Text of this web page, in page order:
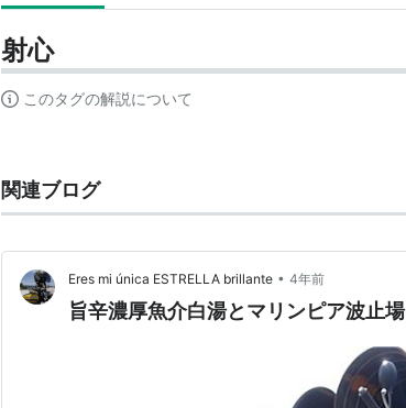
射心
このタグの解説について
関連ブログ
Eres mi única ESTRELLA brillante • 4年前
旨辛濃厚魚介白湯とマリンピア波止場